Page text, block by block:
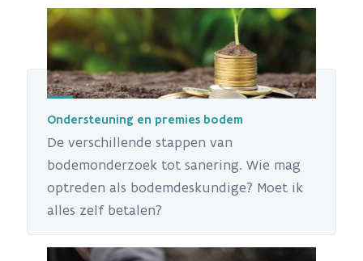
Ondersteuning en premies bodem
De verschillende stappen van
bodemonderzoek tot sanering. Wie mag
optreden als bodemdeskundige? Moet ik
alles zelf betalen?